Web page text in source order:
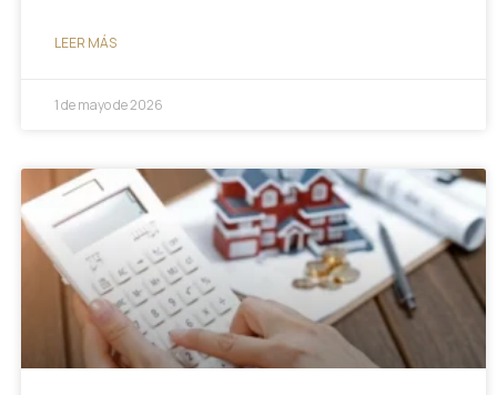
LEER MÁS
1 de mayo de 2026